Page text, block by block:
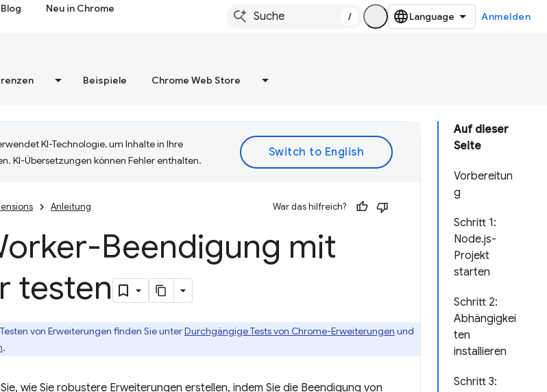
Blog Neu in Chrome
/ Anmelden
Beispiele Chrome Web Store
Auf dieser
Seite
Vorbereitun
g
Schritt 1:
Node.js-
Projekt
starten
Schritt 2:
Abhängigkei
ten
installieren
Schritt 3:
KI-Technologie, um Inhalte in Ihre
KI-Übersetzungen können Fehler enthalten.
Anleitung War das hilfreich?
Beendigung mit
testen
von Erweiterungen finden Sie unterDurchgängige Tests von Chrome-Erweiterungen und
.
wie Sie robustere Erweiterungen erstellen, indem Sie die Beendigung von